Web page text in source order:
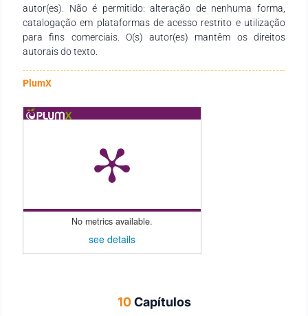
autor(es). Não é permitido: alteração de nenhuma forma,
catalogação em plataformas de acesso restrito e utilização
para fins comerciais. O(s) autor(es) mantêm os direitos
autorais do texto.
PlumX
No metrics available.
see details
10Capítulos